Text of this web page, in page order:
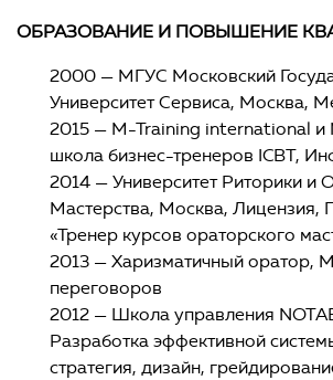
ОБРАЗОВАНИЕ И ПОВЫШЕНИЕ
2000 — МГУС Московский
Университет Сервиса, Москва,
2015 — M-Training international
школа бизнес-тренеров ICBT,
2014 — Университет Риторики и
Мастерства, Москва, Лицензия,
«Тренер курсов ораторского
2013 — Харизматичный оратор,
переговоров
2012 — Школа управления
Разработка эффективной
стратегия, дизайн,